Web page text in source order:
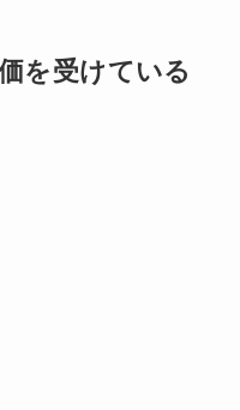
を受けている